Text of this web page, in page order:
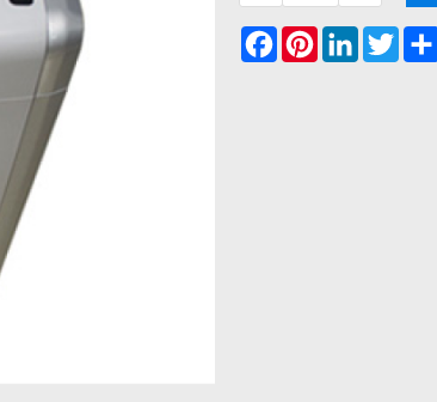
Facebook
PinterestLinkedIn